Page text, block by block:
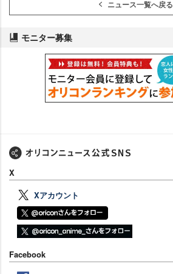
ニュース一覧へ戻る
モニター募集
X
Xアカウント
Facebook